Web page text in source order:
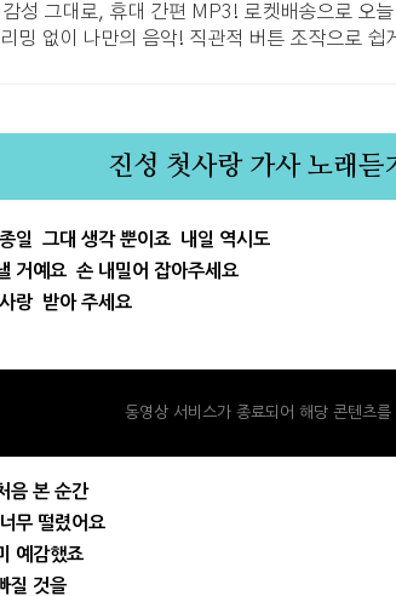
성 그대로, 휴대 간편 MP3! 로켓배송으로 오
밍 없이 나만의 음악! 직관적 버튼 조작으로 쉽
진성 첫사랑 가사 노래듣
일 그대 생각 뿐이죠 내일 역시도
거예요 손 내밀어 잡아주세요
랑 받아 주세요
동영상 서비스가 종료되어 해당 콘텐츠를
음 본 순간
무 떨렸어요
예감했죠
질 것을